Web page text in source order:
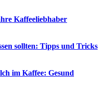
Kaffeeliebhaber
sollten: Tipps und Tricks
im Kaffee: Gesund